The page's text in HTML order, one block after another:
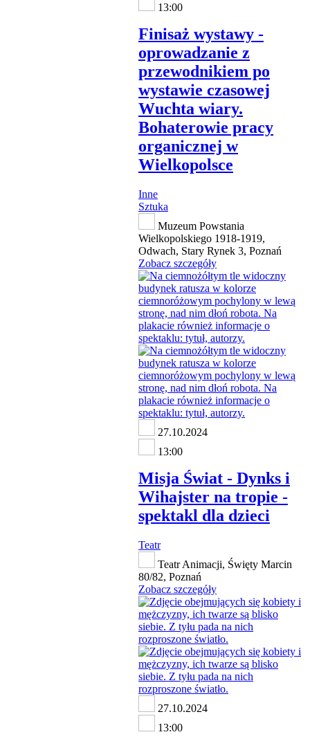
13:00
Finisaż wystawy -
oprowadzanie z
przewodnikiem po
wystawie czasowej
Wuchta wiary.
Bohaterowie pracy
organicznej w
Wielkopolsce
Inne
Sztuka
Muzeum Powstania
Wielkopolskiego 1918-1919,
Odwach, Stary Rynek 3, Poznań
Zobacz szczegóły
27.10.2024
13:00
Misja Świat - Dynks i
Wihajster na tropie -
spektakl dla dzieci
Teatr
Teatr Animacji, Święty Marcin
80/82, Poznań
Zobacz szczegóły
27.10.2024
13:00